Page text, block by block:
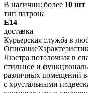
В наличии: более 10 шт
тип патрона
E14
доставка
Курьерская служба в
Описание
Люстра потолочная в
стильное и
различных помещений
с хрустальными